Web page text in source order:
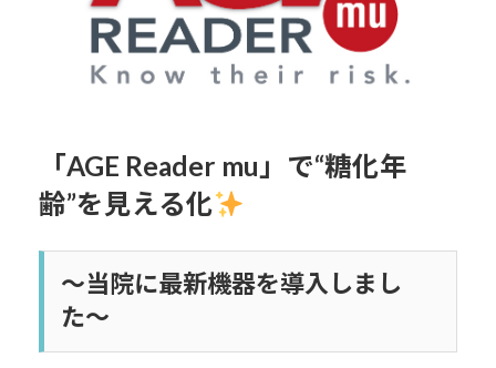
「AGE Reader mu」で“糖化年
齢”を見える化
〜当院に最新機器を導入しまし
た〜